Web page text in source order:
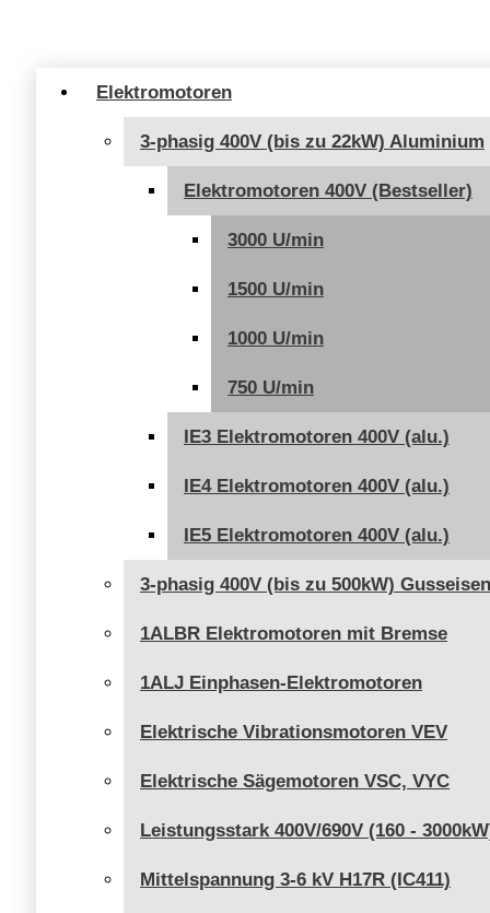
Elektromotoren
3-phasig 400V (bis zu 22kW) Aluminium
Elektromotoren 400V (Bestseller)
3000 U/min
1500 U/min
1000 U/min
750 U/min
IE3 Elektromotoren 400V (alu.)
IE4 Elektromotoren 400V (alu.)
IE5 Elektromotoren 400V (alu.)
3-phasig 400V (bis zu 500kW) Gusseisen
1ALBR Elektromotoren mit Bremse
1ALJ Einphasen-Elektromotoren
Elektrische Vibrationsmotoren VEV
Elektrische Sägemotoren VSC, VYC
Leistungsstark 400V/690V (160 -
Mittelspannung 3-6 kV H17R (IC411)